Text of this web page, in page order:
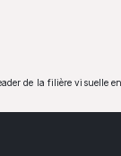
de la filière visuelle